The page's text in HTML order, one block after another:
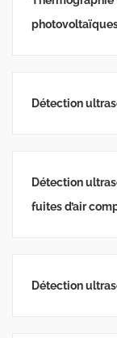
Détection
Détection
fuites d’air
Détection